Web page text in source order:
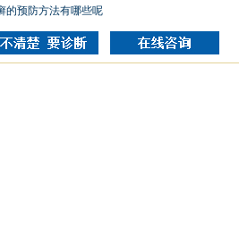
的预防方法有哪些呢